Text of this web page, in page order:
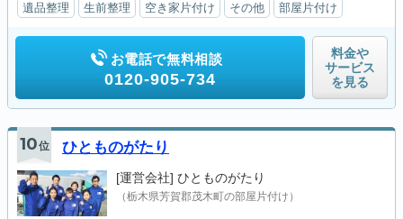
遺品整理 生前整理 空き家片付け その他 部屋片付け
お電話で無料相談
0120-905-734
料金や
サービス
を見る
10位 ひとものがたり
[運営会社] ひとものがたり
（栃木県芳賀郡茂木町の部屋片付け）